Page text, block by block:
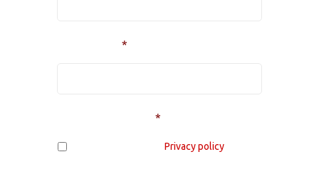
*
*
Privacy policy